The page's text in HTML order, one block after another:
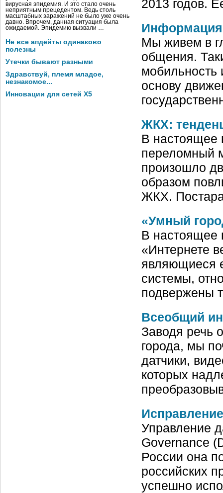
вирусная эпидемия. И это стало очень
неприятным прецедентом. Ведь столь
масштабных заражений не было уже очень
давно. Впрочем, данная ситуация была
ожидаемой. Эпидемию вызвали …
Не все апдейты одинаково
полезны
Утечки бывают разными
Здравствуй, племя младое,
незнакомое...
Инновации для сетей X5
2013 годов.
Информация
Мы живем в
общения.
мобильность
основу
ЖКХ:
В настоящее
переломный
произошло
образом
ЖКХ.
«Умный
В настоящее
«Интернете
являющиеся
системы,
подвержены
Всеобщий
Заводя речь
города, мы
датчики,
которых
Управление
Governance
России она
российских
успешно